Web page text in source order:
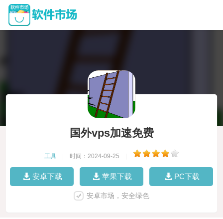
国外vps加速免费
工具 时间：2024-09-25
安卓下载 苹果下载 PC下载
安卓市场，安全绿色